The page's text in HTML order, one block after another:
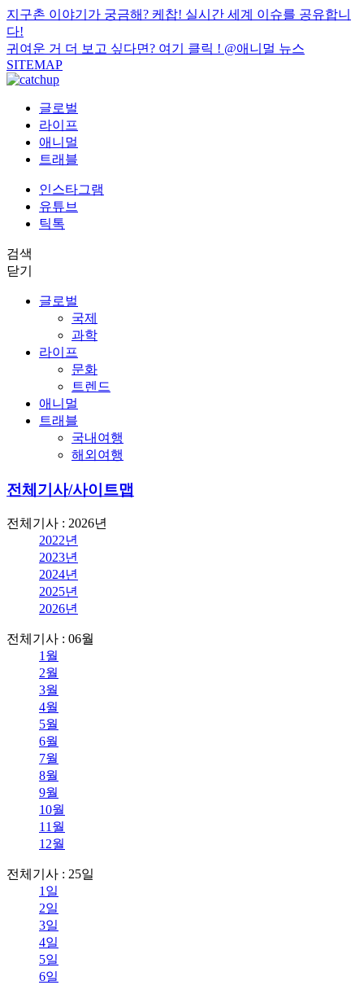
지구촌 이야기가 궁금해? 케찹! 실시간 세계 이슈를 공유합니
다!
귀여운 거 더 보고 싶다면? 여기 클릭 ! @애니멀 뉴스
SITEMAP
글로벌
라이프
애니멀
트래블
인스타그램
유튜브
틱톡
검색
닫기
글로벌
국제
과학
라이프
문화
트렌드
애니멀
트래블
국내여행
해외여행
전체기사/사이트맵
전체기사 : 2026년
2022년
2023년
2024년
2025년
2026년
전체기사 : 06월
1월
2월
3월
4월
5월
6월
7월
8월
9월
10월
11월
12월
전체기사 : 25일
1일
2일
3일
4일
5일
6일